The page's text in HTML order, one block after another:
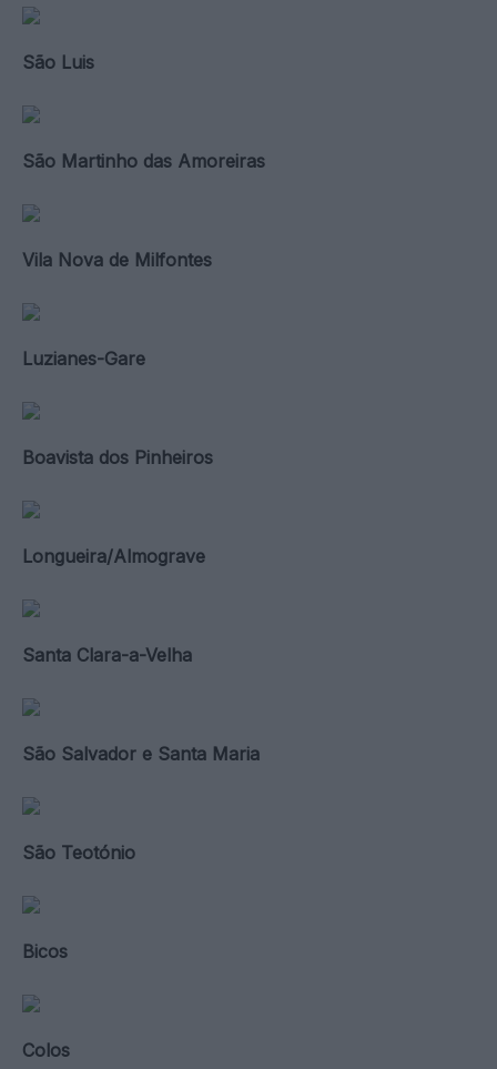
São Luis
São Martinho das Amoreiras
Vila Nova de Milfontes
Luzianes-Gare
Boavista dos Pinheiros
Longueira/Almograve
Santa Clara-a-Velha
São Salvador e Santa Maria
São Teotónio
Bicos
Colos